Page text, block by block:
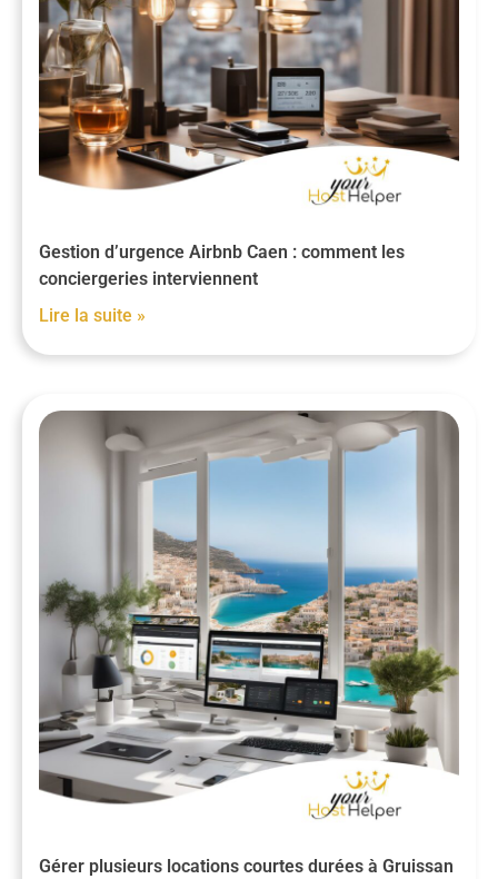
Gestion d’urgence Airbnb Caen : comment les
conciergeries interviennent
Lire la suite »
Gérer plusieurs locations courtes durées à Gruissan